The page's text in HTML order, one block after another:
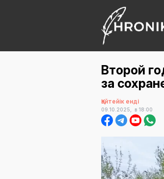
Второй
за
Қайтейік енді
09.10.2025, в 18:00